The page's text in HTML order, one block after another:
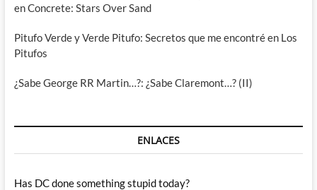
en Concrete: Stars Over Sand
Pitufo Verde y Verde Pitufo: Secretos que me encontré en Los
Pitufos
¿Sabe George RR Martin…?: ¿Sabe Claremont…? (II)
ENLACES
Has DC done something stupid today?